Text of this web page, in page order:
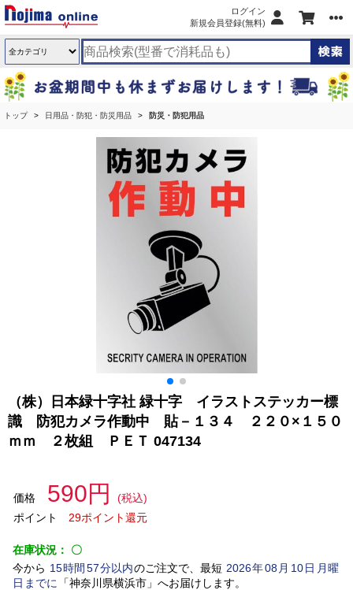
ログイン
新規会員登録(無料)
トップ 日用品・防犯・防災用品 防災・防犯用品
（株）日本緑十字社 緑十字 イラストステッカー標
識 防犯カメラ作動中 貼－１３４ ２２０×１５０
ｍｍ ２枚組 ＰＥＴ 047134
価格 590円
(税込)
ポイント
29ポイント還元
在庫状況： 〇
今から 15時間 57分以内のご注文で、最短 2026年08 月 10日月曜
日 までに 「神奈川県横浜市」 へお届けします。